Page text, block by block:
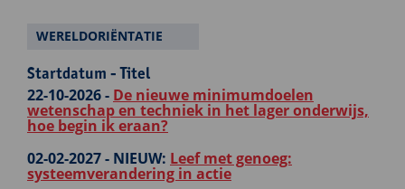
WERELDORIËNTATIE
Startdatum - Titel
22-10-2026 - De nieuwe minimumdoelen
wetenschap en techniek in het lager onderwijs,
hoe begin ik eraan?
02-02-2027 - NIEUW: Leef met genoeg:
systeemverandering in actie